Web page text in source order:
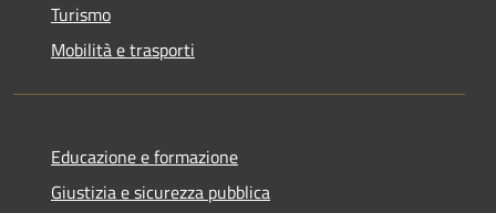
Turismo
Mobilità e trasporti
Educazione e formazione
Giustizia e sicurezza pubblica